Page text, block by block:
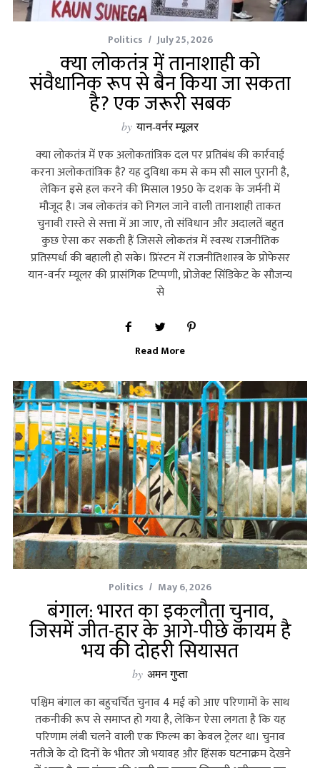
Politics July 25, 2026
क्‍या लोकतंत्र में तानाशाही को
संवैधानिक रूप से बैन किया जा सकता
है? एक जरूरी सबक
by यान-वर्नर म्यूलर
क्‍या लोकतंत्र में एक अलोकतांत्रिक दल पर प्रतिबंध की कार्रवाई
करना अलोकतांत्रिक है? यह दुविधा कम से कम सौ साल पुरानी है,
लेकिन इसे हल करने की मिसाल 1950 के दशक के जर्मनी में
मौजूद है। जब लोकतंत्र को निगल जाने वाली तानाशाही ताकत
चुनावी रास्‍ते से सत्ता में आ जाए, तो संविधान और अदालतें बहुत
कुछ ऐसा कर सकती हैं जिससे लोकतंत्र में स्‍वस्‍थ राजनीतिक
प्रतिस्‍पर्धा की बहाली हो सके। प्रिंस्‍टन में राजनीतिशास्‍त्र के प्रोफेसर
यान-वर्नर म्‍यूलर की प्रासंगिक टिप्‍पणी, प्रोजेक्‍ट सिंडिकेट के सौजन्‍य
से
Read More
Politics May 6, 2026
बंगाल: भारत का इकलौता चुनाव,
जिसमें जीत-हार के आगे-पीछे कायम है
भय की दोहरी सियासत
by अमन गुप्ता
पश्चिम बंगाल का बहुचर्चित चुनाव 4 मई को आए परिणामों के साथ
तकनीकी रूप से समाप्‍त हो गया है, लेकिन ऐसा लगता है कि यह
परिणाम लंबी चलने वाली एक फिल्‍म का केवल ट्रेलर था। चुनाव
नतीजे के दो दिनों के भीतर जो भयावह और हिंसक घटनाक्रम देखने